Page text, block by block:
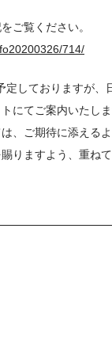
ご覧ください。
714/
しておりますが、
にてご案内いたしま
、ご期待に添えるよ
りますよう、重ねて